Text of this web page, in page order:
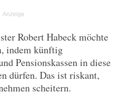
Robert Habeck möchte
indem künftig
Pensionskassen in diese
dürfen. Das ist riskant,
scheitern.